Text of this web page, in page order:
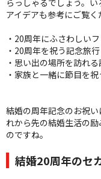
らっしゃるでしょう。
アイデアも参考にご覧く
・20周年にふさわしい
・20周年を祝う記念旅行
・思い出の場所を訪れ
・家族と一緒に節目を
結婚の周年記念のお祝
れから先の結婚生活の
のですね。
結婚20周年のセ